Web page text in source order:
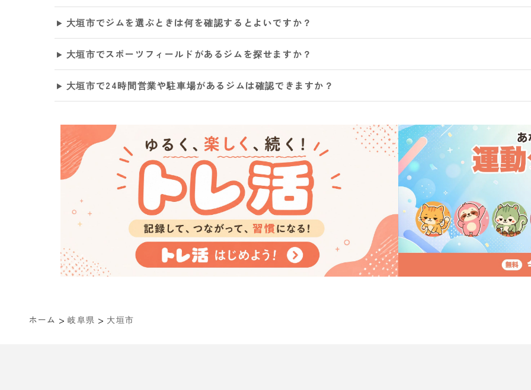
大垣市でジムを選ぶときは何を確認するとよいですか？
大垣市でスポーツフィールドがあるジムを探せますか？
大垣市で24時間営業や駐車場があるジムは確認できますか？
ホーム > 岐阜県 > 大垣市